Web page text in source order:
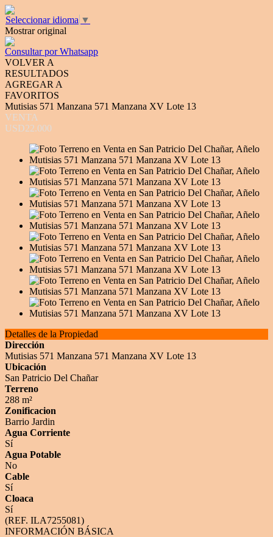
Seleccionar idioma ▼
Mostrar original
Consultar por Whatsapp
VOLVER A
RESULTADOS
AGREGAR A
FAVORITOS
Mutisias 571 Manzana 571 Manzana XV Lote 13
VENTA
USD22.000
Detalles de la Propiedad
Dirección
Mutisias 571 Manzana 571 Manzana XV Lote 13
Ubicación
San Patricio Del Chañar
Terreno
288 m²
Zonificacion
Barrio Jardin
Agua Corriente
Sí
Agua Potable
No
Cable
Sí
Cloaca
Sí
(REF. ILA7255081)
INFORMACIÓN BÁSICA